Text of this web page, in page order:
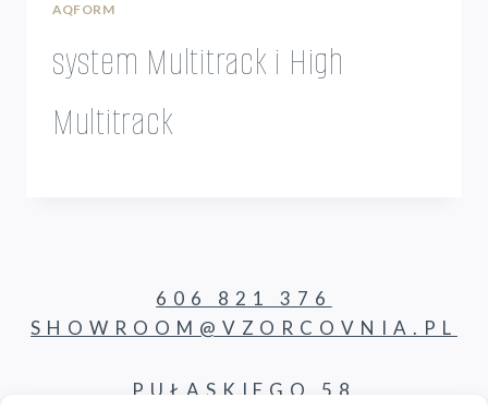
AQFORM
system Multitrack i High
Multitrack
606 821 376
SHOWROOM@VZORCOVNIA.PL
PUŁASKIEGO 58